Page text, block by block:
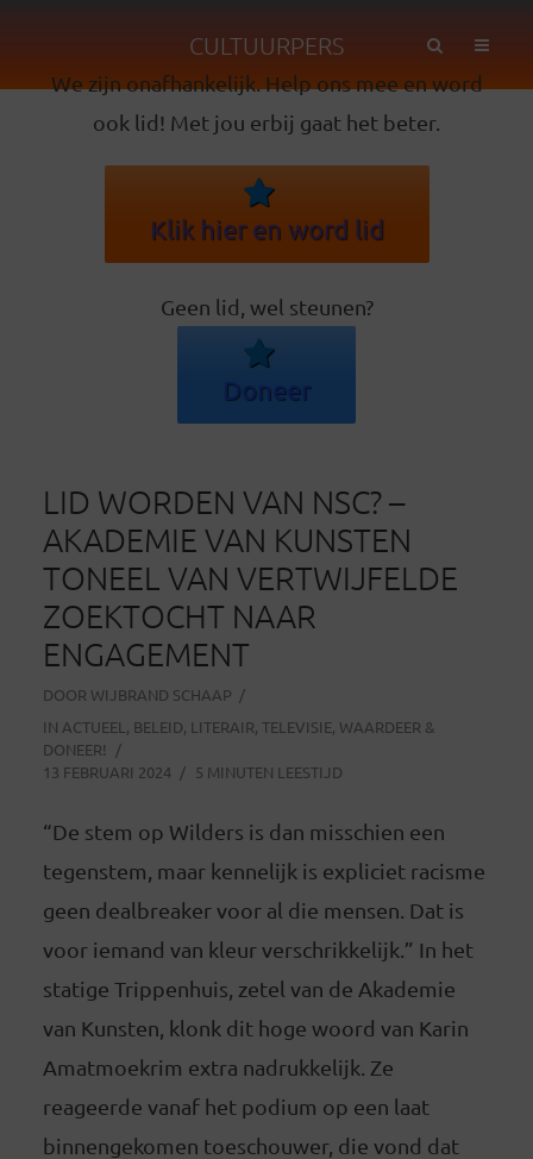
CULTUURPERS
We zijn onafhankelijk. Help ons mee en word
ook lid! Met jou erbij gaat het beter.
Klik hier en word lid
Geen lid, wel steunen?
Doneer
LID WORDEN VAN NSC? –
AKADEMIE VAN KUNSTEN
TONEEL VAN VERTWIJFELDE
ZOEKTOCHT NAAR
ENGAGEMENT
DOOR WIJBRAND SCHAAP
IN ACTUEEL , BELEID, LITERAIR, TELEVISIE, WAARDEER &
DONEER!
13 FEBRUARI 2024
5 MINUTEN LEESTIJD
“De stem op Wilders is dan misschien een
tegenstem, maar kennelijk is expliciet racisme
geen dealbreaker voor al die mensen. Dat is
voor iemand van kleur verschrikkelijk.” In het
statige Trippenhuis, zetel van de Akademie
van Kunsten, klonk dit hoge woord van Karin
Amatmoekrim extra nadrukkelijk. Ze
reageerde vanaf het podium op een laat
binnengekomen toeschouwer, die vond dat